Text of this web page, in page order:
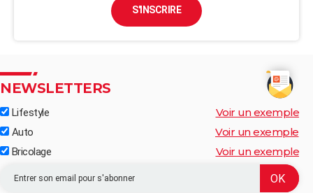
S'INSCRIRE
NEWSLETTERS
Lifestyle Voir un exemple
Auto Voir un exemple
Bricolage Voir un exemple